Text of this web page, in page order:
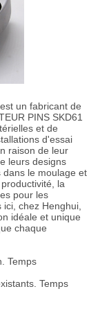
un fabricant de
PINS SKD61
et de
d'essai
raison de leur
leurs designs
le moulage et
la
pour les
chez Henghui,
idéale et unique
chaque
Temps
Temps